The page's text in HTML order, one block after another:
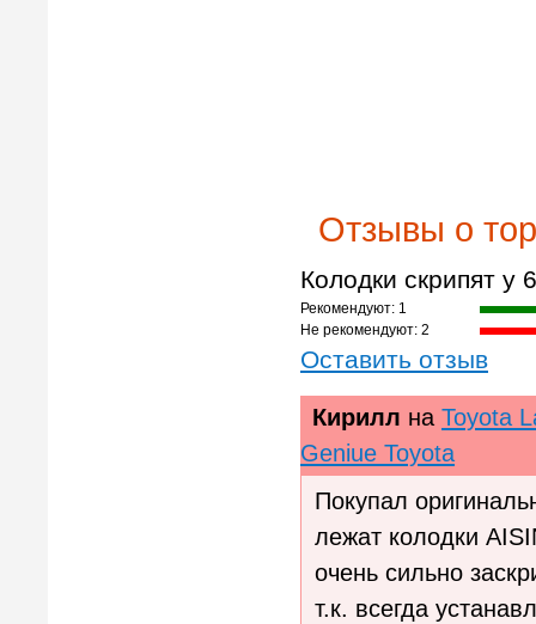
Отзывы о
Колодки скрипят у
Рекомендуют: 1
Не рекомендуют: 2
Оставить отзыв
Кирилл на Toyota
Geniue Toyota
Покупал
лежат колодки
очень сильно
т.к. всегда